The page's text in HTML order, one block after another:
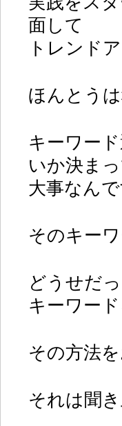
面して
トレンド
ほんとう
キーワー
いか決ま
大事なん
そのキー
どうせだ
キーワー
その方法
それは聞